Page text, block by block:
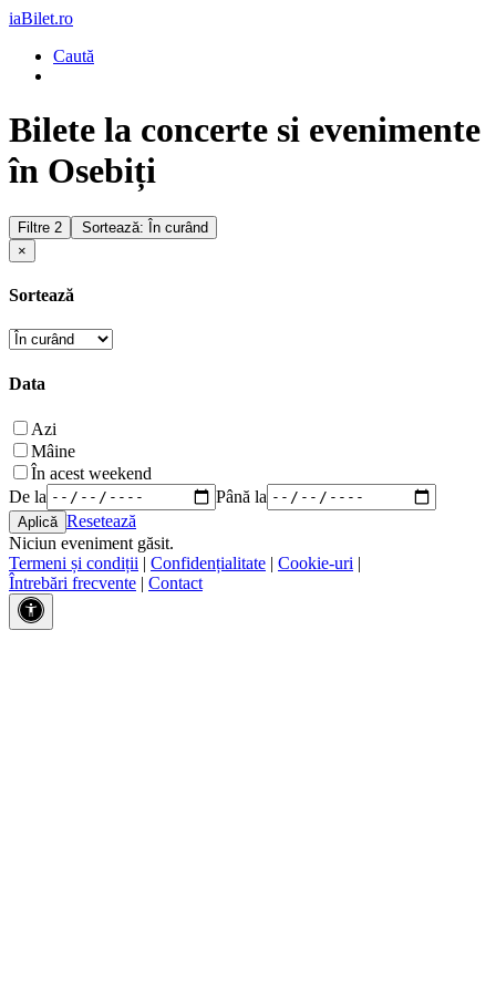
iaBilet.ro
Caută
Bilete la concerte si evenimente
în Osebiți
Filtre 2
Sortează: În curând
×
Sortează
Data
Azi
Mâine
În acest weekend
De la
Până la
Resetează
Niciun eveniment găsit.
Termeni și condiții | Confidențialitate | Cookie-uri |
Întrebări frecvente | Contact